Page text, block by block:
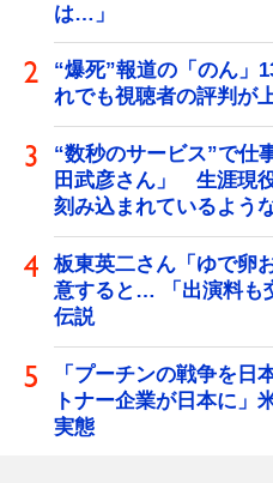
は…」
“爆死”報道の「のん
れでも視聴者の評判が
“数秒のサービス”で仕
田武彦さん」 生涯現
刻み込まれているよう
板東英二さん「ゆで卵
意すると… 「出演料も
伝説
「プーチンの戦争を日
トナー企業が日本に」
実態